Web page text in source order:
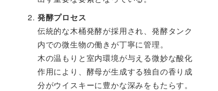
発酵プロセス
伝統的な木桶発酵が採用され、発酵タンク
内での微生物の働きが丁寧に管理。
木の温もりと室内環境が与える微妙な酸化
作用により、酵母が生成する独自の香り成
分がウイスキーに豊かな深みをもたらす。